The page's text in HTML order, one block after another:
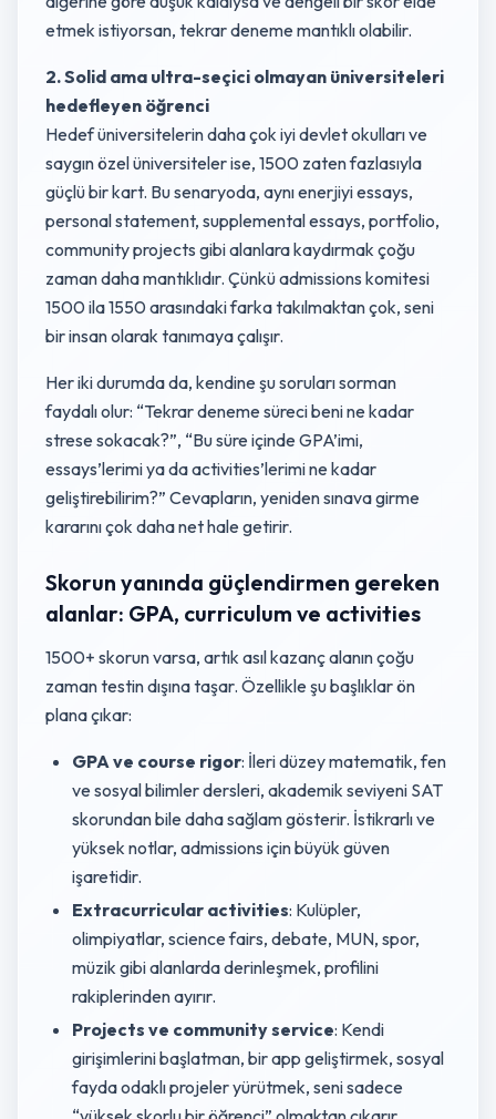
etmek istiyorsan, tekrar deneme mantıklı olabilir.
2. Solid ama ultra-seçici olmayan üniversiteleri
hedefleyen öğrenci
Hedef üniversitelerin daha çok iyi devlet okulları ve
saygın özel üniversiteler ise, 1500 zaten fazlasıyla
güçlü bir kart. Bu senaryoda, aynı enerjiyi essays,
personal statement, supplemental essays, portfolio,
community projects gibi alanlara kaydırmak çoğu
zaman daha mantıklıdır. Çünkü admissions komitesi
1500 ila 1550 arasındaki farka takılmaktan çok, seni
bir insan olarak tanımaya çalışır.
Her iki durumda da, kendine şu soruları sorman
faydalı olur: “Tekrar deneme süreci beni ne kadar
strese sokacak?”, “Bu süre içinde GPA’imi,
essays’lerimi ya da activities’lerimi ne kadar
geliştirebilirim?” Cevapların, yeniden sınava girme
kararını çok daha net hale getirir.
Skorun yanında güçlendirmen gereken
alanlar: GPA, curriculum ve activities
1500+ skorun varsa, artık asıl kazanç alanın çoğu
zaman testin dışına taşar. Özellikle şu başlıklar ön
plana çıkar:
GPA ve course rigor: İleri düzey matematik, fen
ve sosyal bilimler dersleri, akademik seviyeni SAT
skorundan bile daha sağlam gösterir. İstikrarlı ve
yüksek notlar, admissions için büyük güven
işaretidir.
Extracurricular activities: Kulüpler,
olimpiyatlar, science fairs, debate, MUN, spor,
müzik gibi alanlarda derinleşmek, profilini
rakiplerinden ayırır.
Projects ve community service: Kendi
girişimlerini başlatman, bir app geliştirmek, sosyal
fayda odaklı projeler yürütmek, seni sadece